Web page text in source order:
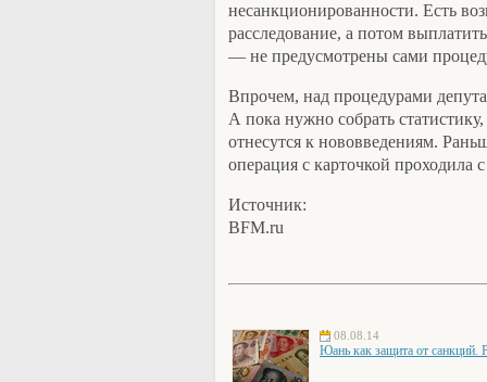
несанкционированности. Есть
расследование, а потом
— не предусмотрены сами
Впрочем, над процедурами
А пока нужно собрать
отнесутся к нововведениям.
операция с карточкой проходила
Источник:
BFM.ru
08.08.14
Юань как защита от санкций.